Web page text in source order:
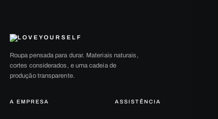
Roupa pensada para durar. Materiais naturais,
cortes considerados, e uma cadeia de
produção transparente.
A EMPRESA ASSISTÊNCIA